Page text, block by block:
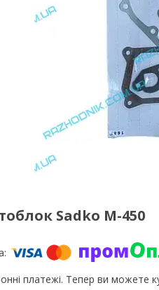
Sadko M-450
платежі. Тепер ви